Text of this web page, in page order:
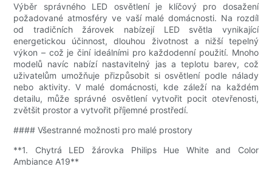
Výběr správného LED osvětlení je klíčový pro dosažení
požadované atmosféry ve vaší malé domácnosti. Na rozdíl
od tradičních žárovek nabízejí LED světla vynikající
energetickou účinnost, dlouhou životnost a nižší tepelný
výkon – což je činí ideálními pro každodenní použití. Mnoho
modelů navíc nabízí nastavitelný jas a teplotu barev, což
uživatelům umožňuje přizpůsobit si osvětlení podle nálady
nebo aktivity. V malé domácnosti, kde záleží na každém
detailu, může správné osvětlení vytvořit pocit otevřenosti,
zvětšit prostor a vytvořit příjemné prostředí.
#### Všestranné možnosti pro malé prostory
**1. Chytrá LED žárovka Philips Hue White and Color
Ambiance A19**